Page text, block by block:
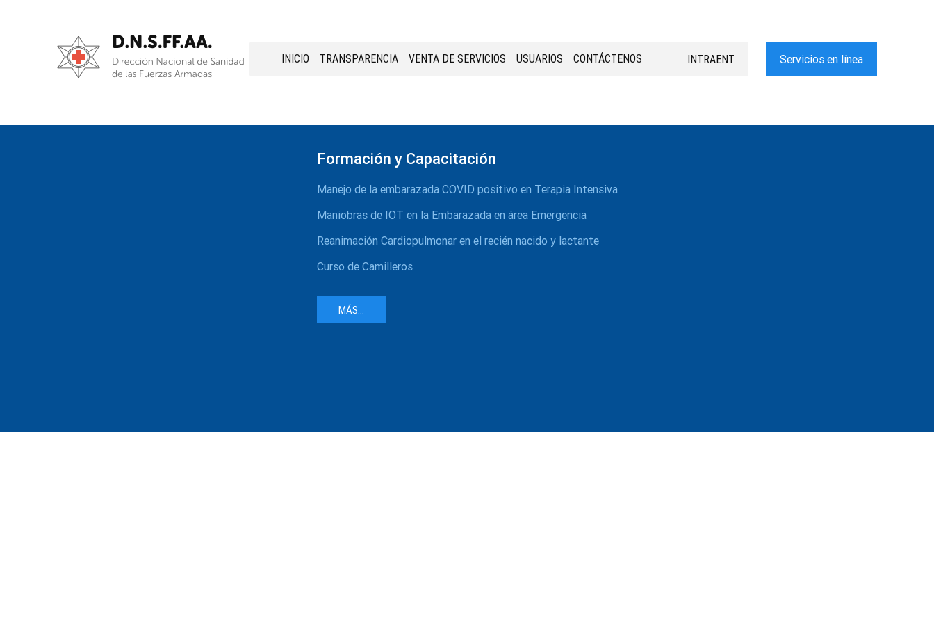
INICIO TRANSPARENCIA VENTA DE SERVICIOS USUARIOS CONTÁCTENOS INTRAENT Servicios en línea
Formación y Capacitación
Manejo de la embarazada COVID positivo en Terapia Intensiva
Maniobras de IOT en la Embarazada en área Emergencia
Reanimación Cardiopulmonar en el recién nacido y lactante
Curso de Camilleros
MÁS...